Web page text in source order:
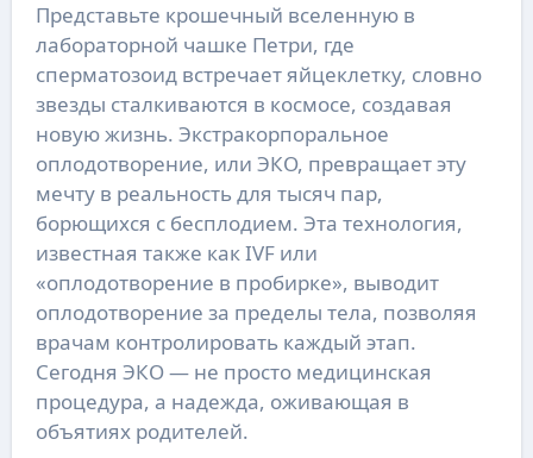
Представьте крошечный вселенную в
лабораторной чашке Петри, где
сперматозоид встречает яйцеклетку, словно
звезды сталкиваются в космосе, создавая
новую жизнь. Экстракорпоральное
оплодотворение, или ЭКО, превращает эту
мечту в реальность для тысяч пар,
борющихся с бесплодием. Эта технология,
известная также как IVF или
«оплодотворение в пробирке», выводит
оплодотворение за пределы тела, позволяя
врачам контролировать каждый этап.
Сегодня ЭКО — не просто медицинская
процедура, а надежда, оживающая в
объятиях родителей.